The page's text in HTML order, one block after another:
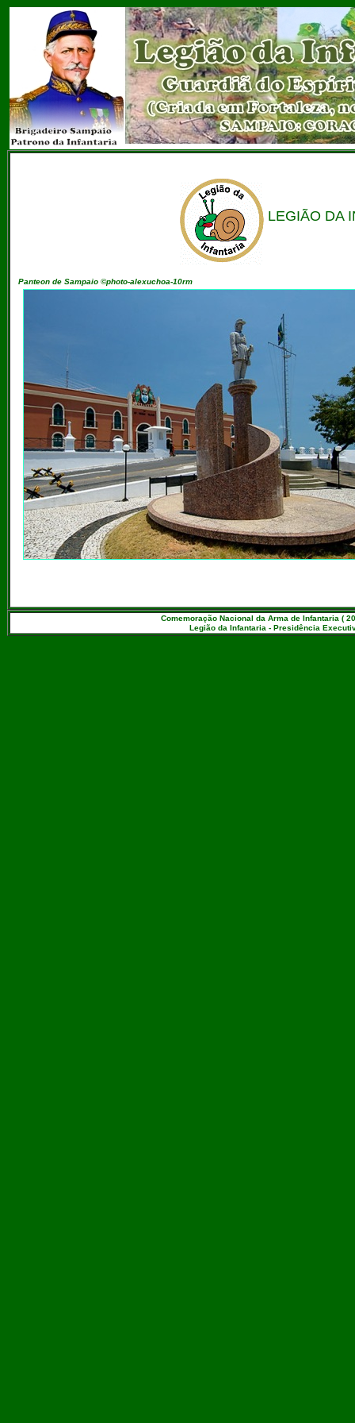
LEGIÃO DA
Panteon de Sampaio ©photo-alexuchoa-10rm
Comemoração Nacional da Arma de Infantaria (
Legião da Infantaria - Presidência